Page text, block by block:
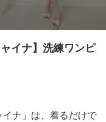
イナ】洗練ワンピ
ナ」は、着るだけで